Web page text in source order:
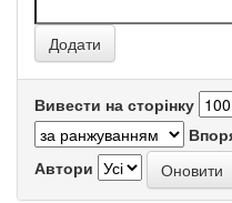
Вивести на сторінку
Автори